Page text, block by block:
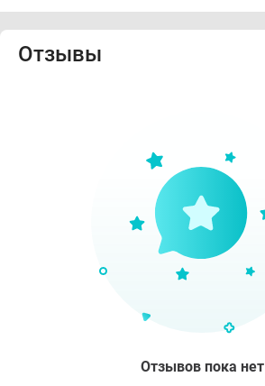
Отзывы
Отзывов пока нет